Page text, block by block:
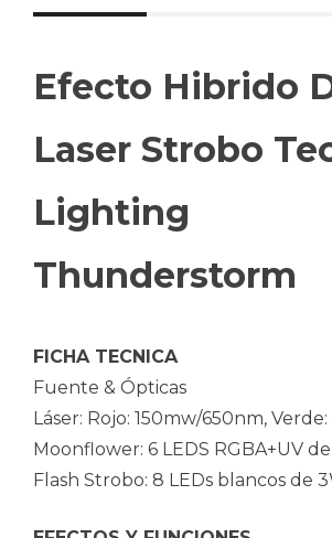
Efecto Hibrido
Laser Strobo
Lighting
Thunderstorm
FICHA TECNICA
Fuente & Ópticas
Láser: Rojo: 150mw/650nm,
Moonflower: 6 LEDS RGBA+UV
Flash Strobo: 8 LEDs blancos de